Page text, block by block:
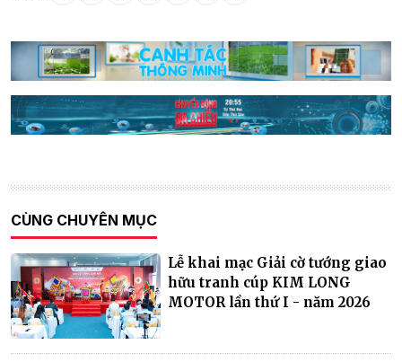
CÙNG CHUYÊN MỤC
Lễ khai mạc Giải cờ tướng giao
hữu tranh cúp KIM LONG
MOTOR lần thứ I - năm 2026